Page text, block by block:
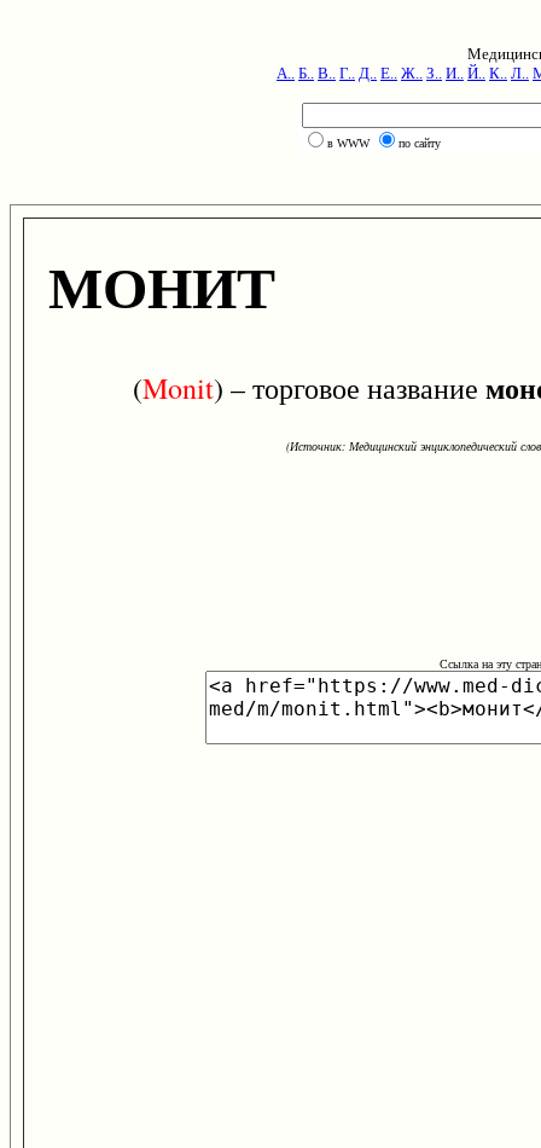
А.. Б.. В.. Г.. Д.. Е.. Ж.. З.. И.. Й.. К.. Л..
в WWW по сайту
МОНИТ
(Monit) – торговое название
(Источник: Медицинский энциклопедический
Ссылка на эту